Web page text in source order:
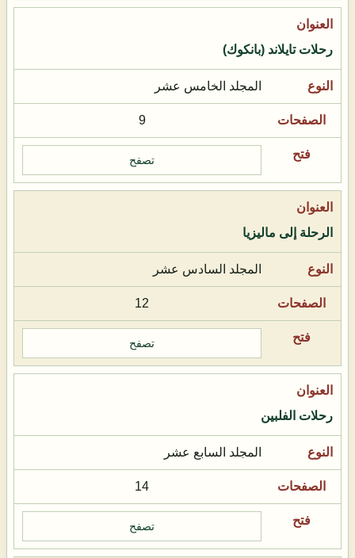
رحلات تايلاند (بانكوك)
المجلد الخامس عشر
9
تصفح
الرحلة إلى ماليزيا
المجلد السادس عشر
12
تصفح
رحلات الفلبين
المجلد السابع عشر
14
تصفح